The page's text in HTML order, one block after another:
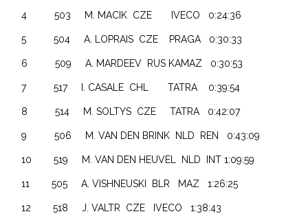
4 503 M. MACIK CZE IVECO 0:24:36
5 504 A. LOPRAIS CZE PRAGA 0:30:33
6 509 A. MARDEEV RUS KAMAZ 0:30:53
7 517 I. CASALE CHL TATRA 0:39:54
8 514 M. SOLTYS CZE TATRA 0:42:07
9 506 M. VAN DEN BRINK NLD REN 0:43:09
10 519 M. VAN DEN HEUVEL NLD INT 1:09:59
11 505 A. VISHNEUSKI BLR MAZ 1:26:25
12 518 J. VALTR CZE IVECO 1:38:43